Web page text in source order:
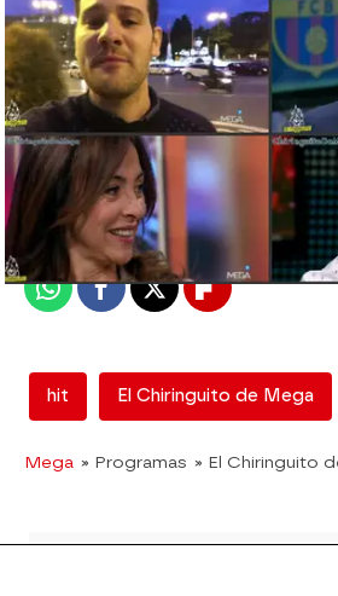
mega
Madrid
Publicado:08 de junio de 2018,
WhatsappFacebook
X Flipboard
hit El Chiringuito de Mega
Mega » Programas » El Chiringuito